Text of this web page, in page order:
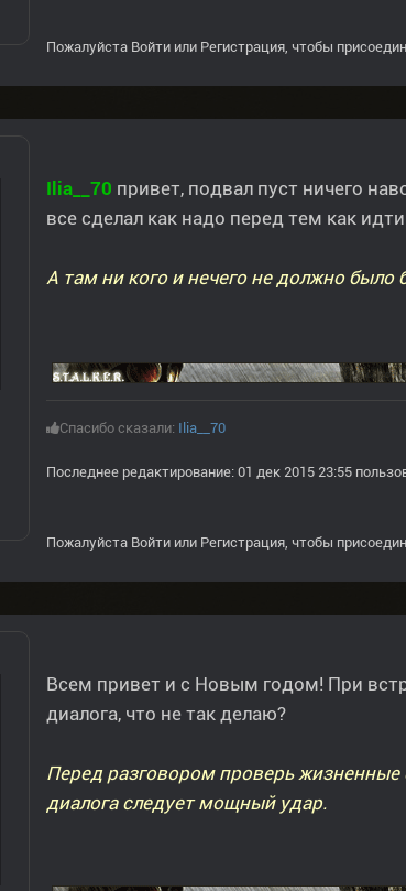
Пожалуйста Войти или Регистрация , чтобы
Ilia__70 привет, подвал пуст ничего
все сделал как надо перед тем как
А там ни кого и нечего не должно было
Спасибо сказали: Ilia__70
Последнее редактирование: 01 дек 2015 23:55
Пожалуйста Войти или Регистрация , чтобы
Всем привет и с Новым годом! При
диалога, что не так делаю?
Перед разговором проверь
диалога следует мощный удар.